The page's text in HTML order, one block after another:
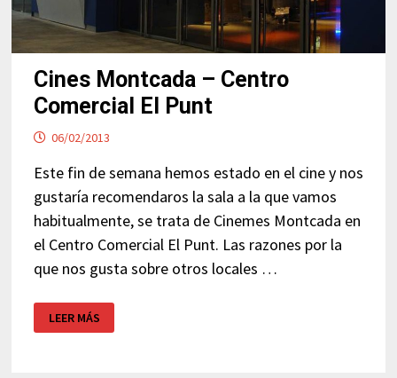
Cines Montcada – Centro
Comercial El Punt
06/02/2013
Este fin de semana hemos estado en el cine y nos
gustaría recomendaros la sala a la que vamos
habitualmente, se trata de Cinemes Montcada en
el Centro Comercial El Punt. Las razones por la
que nos gusta sobre otros locales …
MONTCADA
–
LEER MÁS